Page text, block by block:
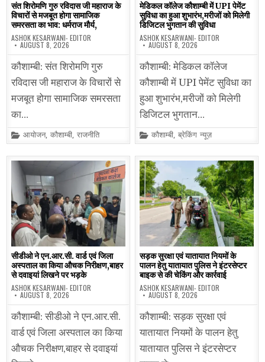
संत शिरोमणि गुरु रविदास जी महाराज के
विचारों से मजबूत होगा सामाजिक
समरसता का भाव: धर्मराज मौर्य,
ASHOK KESARWANI- EDITOR
AUGUST 8, 2026
कौशाम्बी: संत शिरोमणि गुरु
रविदास जी महाराज के विचारों से
मजबूत होगा सामाजिक समरसता
का…
Posted
in
आयोजन,कौशाम्बी,राजनीति
मेडिकल कॉलेज कौशाम्बी में UPI पेमेंट
सुविधा का हुआ शुभारंभ,मरीजों को मिलेगी
डिजिटल भुगतान की सुविधा
ASHOK KESARWANI- EDITOR
AUGUST 8, 2026
कौशाम्बी: मेडिकल कॉलेज
कौशाम्बी में UPI पेमेंट सुविधा का
हुआ शुभारंभ,मरीजों को मिलेगी
डिजिटल भुगतान…
Posted
in
कौशाम्बी,ब्रेकिंग न्यूज़
सीडीओ ने एन.आर.सी. वार्ड एवं जिला
अस्पताल का किया औचक निरीक्षण,बाहर
से दवाइयां लिखने पर भड़के
ASHOK KESARWANI- EDITOR
AUGUST 8, 2026
कौशाम्बी: सीडीओ ने एन.आर.सी.
वार्ड एवं जिला अस्पताल का किया
औचक निरीक्षण,बाहर से दवाइयां
सड़क सुरक्षा एवं यातायात नियमों के
पालन हेतु यातायात पुलिस ने इंटरसेप्टर
बाइक से की चेकिंग और कार्रवाई
ASHOK KESARWANI- EDITOR
AUGUST 8, 2026
कौशाम्बी: सड़क सुरक्षा एवं
यातायात नियमों के पालन हेतु
यातायात पुलिस ने इंटरसेप्टर